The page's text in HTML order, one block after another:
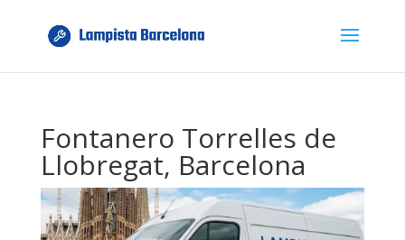
Fontanero Torrelles de
Llobregat, Barcelona